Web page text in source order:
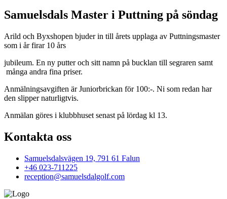
Samuelsdals Master i Puttning på söndag
Arild och Byxshopen bjuder in till årets upplaga av Puttningsmaster
som i år firar 10 års
jubileum. En ny putter och sitt namn på bucklan till segraren samt
många andra fina priser.
Anmälningsavgiften är Juniorbrickan för 100:-. Ni som redan har
den slipper naturligtvis.
Anmälan göres i klubbhuset senast på lördag kl 13.
Kontakta oss
Samuelsdalsvägen 19, 791 61 Falun
+46 023-711225
reception@samuelsdalgolf.com